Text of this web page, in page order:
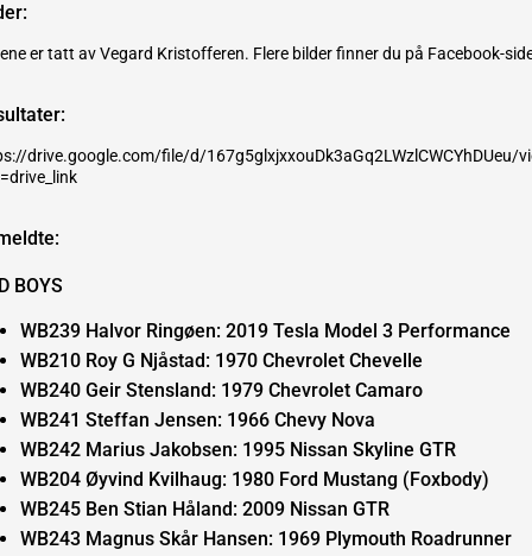
er tatt av Vegard Kristofferen. Flere bilder finner du på Facebook-
drive.google.com/file/d/167g5glxjxxouDk3aGq2LWzlCWCYhDUeu/
BOYS
WB239 Halvor Ringøen: 2019 Tesla Model 3 Performance
WB210 Roy G Njåstad: 1970 Chevrolet Chevelle
WB240 Geir Stensland: 1979 Chevrolet Camaro
WB241 Steffan Jensen: 1966 Chevy Nova
WB242 Marius Jakobsen: 1995 Nissan Skyline GTR
WB204 Øyvind Kvilhaug: 1980 Ford Mustang (Foxbody)
WB245 Ben Stian Håland: 2009 Nissan GTR
WB243 Magnus Skår Hansen: 1969 Plymouth Roadrunner